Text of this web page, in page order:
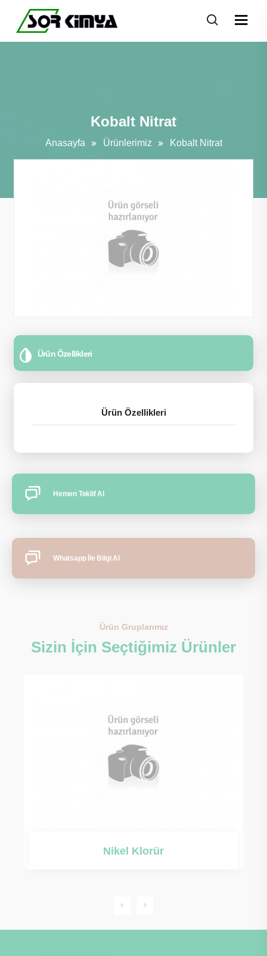
Kobalt Nitrat
Anasayfa Ürünlerimiz Kobalt Nitrat
Ürün Özellikleri
Ürün Özellikleri
Hemen Teklif Al
Whatsapp İle Bilgi Al
Ürün Gruplarımız
Sizin İçin Seçtiğimiz Ürünler
Nikel Klorür